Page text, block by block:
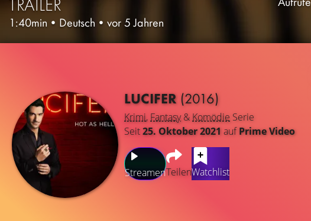
TRAILER
1:40min • Deutsch • vor 5 Jahren
LUCIFER (2016)
Krimi, Fantasy& Komödie Serie
Seit25. Oktober 2021aufPrime Video
StreamenTeilenWatchlist